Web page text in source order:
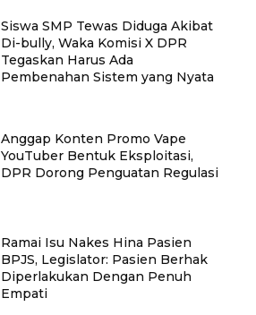
Siswa SMP Tewas Diduga Akibat
Di-bully, Waka Komisi X DPR
Tegaskan Harus Ada
Pembenahan Sistem yang Nyata
Anggap Konten Promo Vape
YouTuber Bentuk Eksploitasi,
DPR Dorong Penguatan Regulasi
Ramai Isu Nakes Hina Pasien
BPJS, Legislator: Pasien Berhak
Diperlakukan Dengan Penuh
Empati